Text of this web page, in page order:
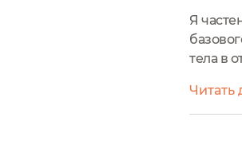
Я
тела в
Читать